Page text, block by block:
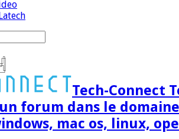
Tech-Connect
forum dans le
mac os, linux,